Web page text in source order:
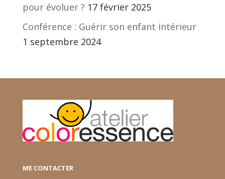
pour évoluer ? 17 février 2025
Conférence : Guérir son enfant intérieur
1 septembre 2024
ME CONTACTER